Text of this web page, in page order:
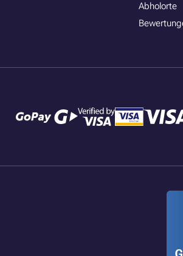
Abholorte